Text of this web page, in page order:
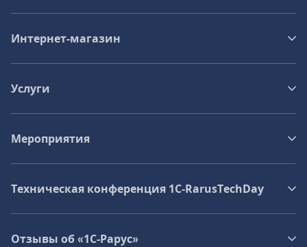
Интернет-магазин
Услуги
Мероприятия
Техническая конференция 1C‑RarusTechDay
Отзывы об «1С-Рарус»